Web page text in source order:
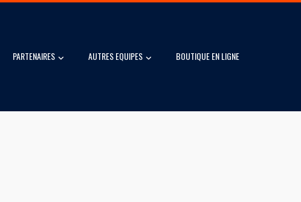
PARTENAIRES AUTRES EQUIPES BOUTIQUE EN LIGNE